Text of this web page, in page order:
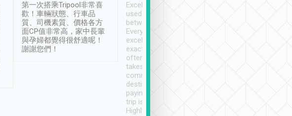
第一次搭乘Tripool非常喜
歡！車輛狀態、行車品
質、司機素質、價格各方
面CP值非常高，家中長輩
與孕婦都覺得很舒適呢！
謝謝您們！
Excellent service. We have
used Tripool to travel
between cities in Taiwan.
Every driver has been
excellent and arrives
exactly on time. As there is
often limited English it
takes the difficulty out of
communicating the
destination details and
paying online prior to the
trip is very convenient.
Highly recommended